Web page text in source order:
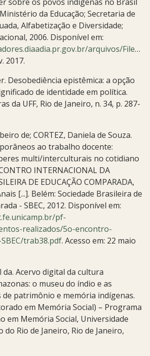
da Educação; Secretaria de
Alfabetização e Diversidade;
2006. Disponível em:
arquivos/File/pdf/indio_brasileiro.pdf
2017.
Desobediência epistêmica: a opção
de identidade em política.
da UFF, Rio de Janeiro, n. 34, p. 287-
de; CORTEZ, Daniela de Souza.
ao trabalho docente:
multi/interculturais no cotidiano
INTERNACIONAL DA
DE EDUCAÇÃO COMPARADA,
[...]. Belém: Sociedade Brasileira de
- SBEC, 2012. Disponível em:
pf-
realizados/5o-encontro-
trab38.pdf. Acesso em: 22 maio
da. Acervo digital da cultura
o museu do índio e as
de patrimônio e memória indígenas.
em Memória Social) – Programa
em Memória Social, Universidade
do Rio de Janeiro, Rio de Janeiro,